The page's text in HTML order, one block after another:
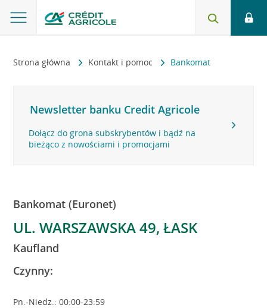
Strona główna Kontakt i pomoc Bankomat
Newsletter banku Credit Agricole
Dołącz do grona subskrybentów i bądź na
bieżąco z nowościami i promocjami
Bankomat (Euronet)
UL. WARSZAWSKA 49, ŁASK
Kaufland
Czynny:
Pn.-Niedz.: 00:00-23:59